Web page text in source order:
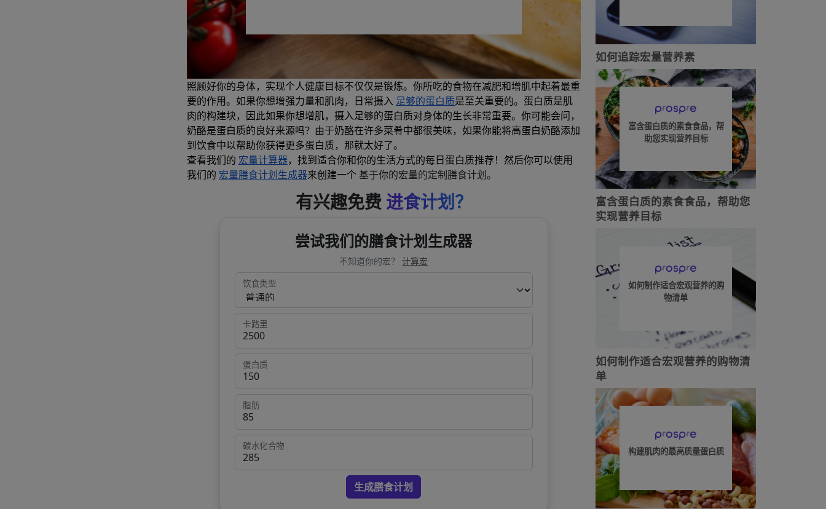
照顾好你的身体，实现个人健康目标不仅仅是锻炼。你所吃的食物在减肥和增肌中起着最重
要的作用。如果你想增强力量和肌肉，日常摄入 足够的蛋白质是至关重要的。蛋白质是肌
肉的构建块，因此如果你想增肌，摄入足够的蛋白质对身体的生长非常重要。你可能会问，
奶酪是蛋白质的良好来源吗？由于奶酪在许多菜肴中都很美味，如果你能将高蛋白奶酪添加
到饮食中以帮助你获得更多蛋白质，那就太好了。
查看我们的 宏量计算器，找到适合你和你的生活方式的每日蛋白质推荐！然后你可以使用
我们的 宏量膳食计划生成器来创建一个基于你的宏量的定制膳食计划。
有兴趣免费 进食计划？
尝试我们的膳食计划生成器
不知道你的宏？计算宏
饮食类型
卡路里
蛋白质
脂肪
碳水化合物
生成膳食计划
如何追踪宏量营养素
富含蛋白质的素食食品，帮
助您实现营养目标
富含蛋白质的素食食品，帮助您
实现营养目标
如何制作适合宏观营养的购
物清单
如何制作适合宏观营养的购物清
单
构建肌肉的最高质量蛋白质